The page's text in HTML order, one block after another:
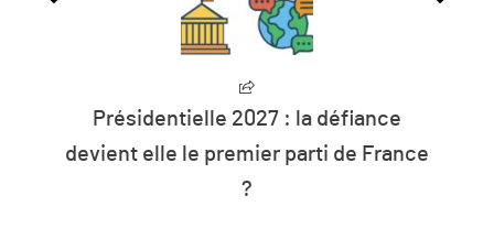
Présidentielle 2027 : la défiance
devient elle le premier parti de France
?